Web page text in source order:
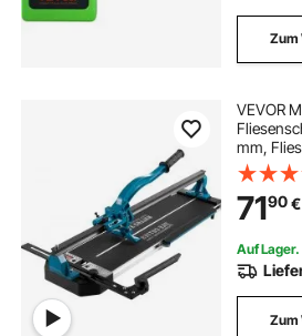
Zum
VEVOR
mm,
mm,
7190€
Auf Lager.
Zum